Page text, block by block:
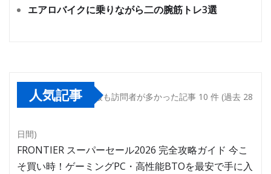
エアロバイクに乗りながら二の腕筋トレ3選
人気記事 最も訪問者が多かった記事 10 件 (過去 28
日間)
FRONTIER スーパーセール2026 完全攻略ガイド 今こ
そ買い時！ゲーミングPC・高性能BTOを最安で手に入